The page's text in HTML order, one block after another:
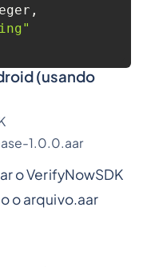
(usando
1.0.0.aar
o VerifyNowSDK
o arquivo.aar